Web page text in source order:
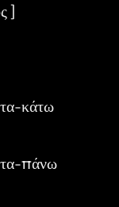
]
κάτω
πάνω